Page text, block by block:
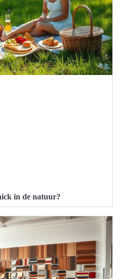
in de natuur?